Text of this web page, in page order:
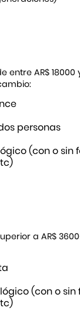
AR$ 18000
personas
(con o sin
a AR$
(con o sin